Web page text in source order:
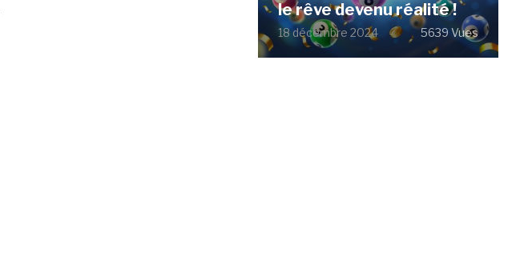
le rêve devenu réalité !
18 décembre 2024 5639 Vues